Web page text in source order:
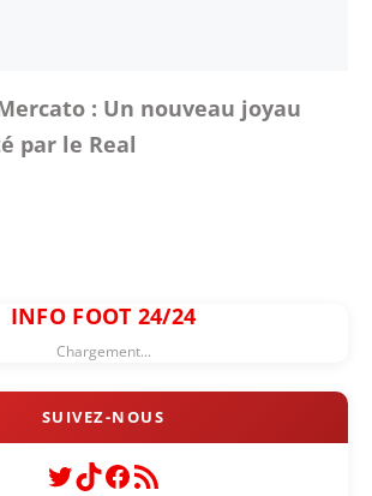
: Un nouveau joyau
par le Real
INFO FOOT 24/24
Chargement...
Twitter
TikTok
Facebook
Flux RSS